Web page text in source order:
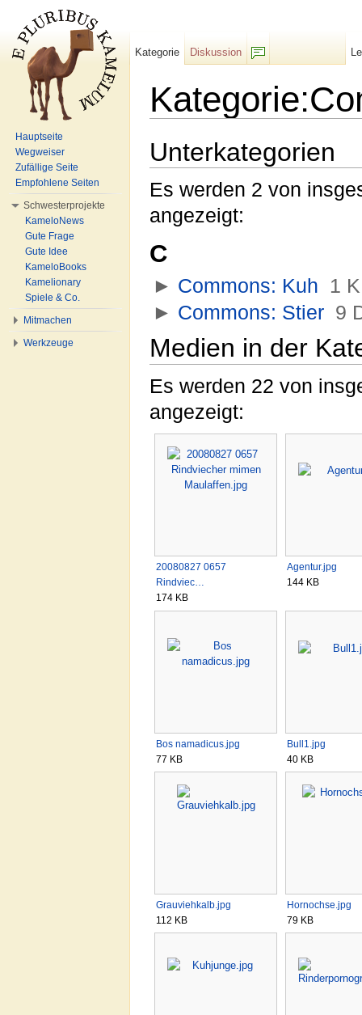
Unterkategorien
Es werden 2 von
angezeigt:
C
► Commons: Kuh
1
► Commons: Stier 9
Medien in der
Es werden 22 von
angezeigt:
20080827 0657
Rindviec…
174 KB
Agentur.jpg
144 KB
Bos namadicus.jpg
77 KB
Bull1.jpg
40 KB
Grauviehkalb.jpg
112 KB
Hornochse.jpg
79 KB
Kategorie
Diskussion
Hauptseite
Wegweiser
Zufällige Seite
Empfohlene Seiten
Schwesterprojekte
KameloNews
Gute Frage
Gute Idee
KameloBooks
Kamelionary
Spiele & Co.
Mitmachen
Werkzeuge